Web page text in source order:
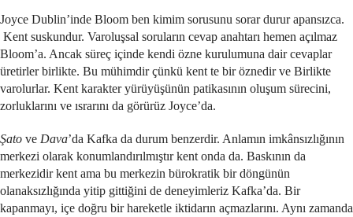
Joyce Dublin’inde Bloom ben kimim sorusunu sorar durur apansızca.
Kent suskundur. Varoluşsal soruların cevap anahtarı hemen açılmaz
Bloom’a. Ancak süreç içinde kendi özne kurulumuna dair cevaplar
üretirler birlikte. Bu mühimdir çünkü kent te bir öznedir ve Birlikte
varolurlar. Kent karakter yürüyüşünün patikasının oluşum sürecini,
zorluklarını ve ısrarını da görürüz Joyce’da.
Şato ve Dava’da Kafka da durum benzerdir. Anlamın imkânsızlığının
merkezi olarak konumlandırılmıştır kent onda da. Baskının da
merkezidir kent ama bu merkezin bürokratik bir döngünün
olanaksızlığında yitip gittiğini de deneyimleriz Kafka’da. Bir
kapanmayı, içe doğru bir hareketle iktidarın açmazlarını. Aynı zamanda